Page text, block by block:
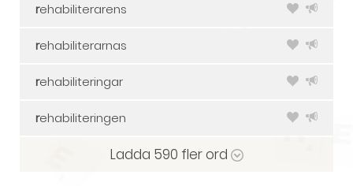
rehabiliterarens
rehabiliterarnas
rehabiliteringar
rehabiliteringen
Ladda 590 fler ord